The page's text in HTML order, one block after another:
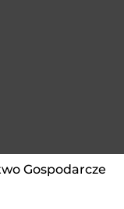
Gospodarcze